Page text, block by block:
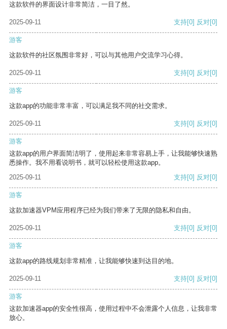
这款软件的界面设计非常简洁，一目了然。
2025-09-11 支持[0] 反对[0]
游客
这款软件的社区氛围非常好，可以与其他用户交流学习心得。
2025-09-11 支持[0] 反对[0]
游客
这款app的功能非常丰富，可以满足我不同的社交需求。
2025-09-11 支持[0] 反对[0]
游客
这款app的用户界面简洁明了，使用起来非常容易上手，让我能够快速熟
悉操作。我不用看说明书，就可以轻松使用这款app。
2025-09-11
支持[0] 反对[0]
游客
这款加速器VPM应用程序已经为我们带来了无限的隐私和自由。
2025-09-11 支持[0] 反对[0]
游客
这款app的路线规划非常精准，让我能够快速到达目的地。
2025-09-11 支持[0] 反对[0]
游客
这款加速器app的安全性很高，使用过程中不会泄露个人信息，让我非常
放心。